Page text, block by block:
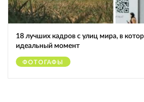
18 лучших кадров с улиц мира, в
идеальный момент
ФОТОГАФЫ